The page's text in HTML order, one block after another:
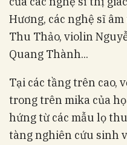
Hương, các nghệ sĩ
Thu Thảo, violin
Quang Thành...
Tại các tầng trên cao,
trong trên mika của
hứng từ các mẫu lọ
tàng nghiên cứu sinh